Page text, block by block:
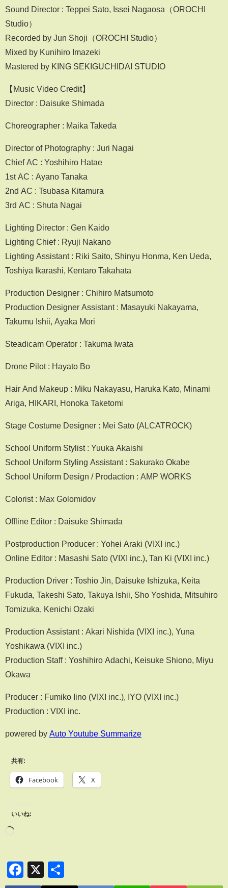
Sound Director : Teppei Sato, Issei Nagaosa（OROCHI
Studio）
Recorded by Jun Shoji（OROCHI Studio）
Mixed by Kunihiro Imazeki
Mastered by KING SEKIGUCHIDAI STUDIO
【Music Video Credit】
Director : Daisuke Shimada
Choreographer : Maika Takeda
Director of Photography : Juri Nagai
Chief AC : Yoshihiro Hatae
1st AC : Ayano Tanaka
2nd AC : Tsubasa Kitamura
3rd AC : Shuta Nagai
Lighting Director : Gen Kaido
Lighting Chief : Ryuji Nakano
Lighting Assistant : Riki Saito, Shinyu Honma, Ken Ueda,
Toshiya Ikarashi, Kentaro Takahata
Production Designer : Chihiro Matsumoto
Production Designer Assistant : Masayuki Nakayama,
Takumu Ishii, Ayaka Mori
Steadicam Operator : Takuma Iwata
Drone Pilot : Hayato Bo
Hair And Makeup : Miku Nakayasu, Haruka Kato, Minami
Ariga, HIKARI, Honoka Taketomi
Stage Costume Designer : Mei Sato (ALCATROCK)
School Uniform Stylist : Yuuka Akaishi
School Uniform Styling Assistant : Sakurako Okabe
School Uniform Design / Prodaction : AMP WORKS
Colorist : Max Golomidov
Offline Editor : Daisuke Shimada
Postproduction Producer : Yohei Araki (VIXI inc.)
Online Editor : Masashi Sato (VIXI inc.), Tan Ki (VIXI inc.)
Production Driver : Toshio Jin, Daisuke Ishizuka, Keita
Fukuda, Takeshi Sato, Takuya Ishii, Sho Yoshida, Mitsuhiro
Tomizuka, Kenichi Ozaki
Production Assistant : Akari Nishida (VIXI inc.), Yuna
Yoshikawa (VIXI inc.)
Production Staff : Yoshihiro Adachi, Keisuke Shiono, Miyu
Okawa
Producer : Fumiko Iino (VIXI inc.), IYO (VIXI inc.)
Production : VIXI inc.
powered by Auto Youtube Summarize
共有:
Facebook X
いいね:
Facebook
X